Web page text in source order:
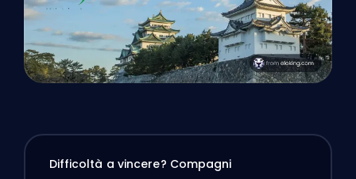
Difficoltà a vincere? Compagni